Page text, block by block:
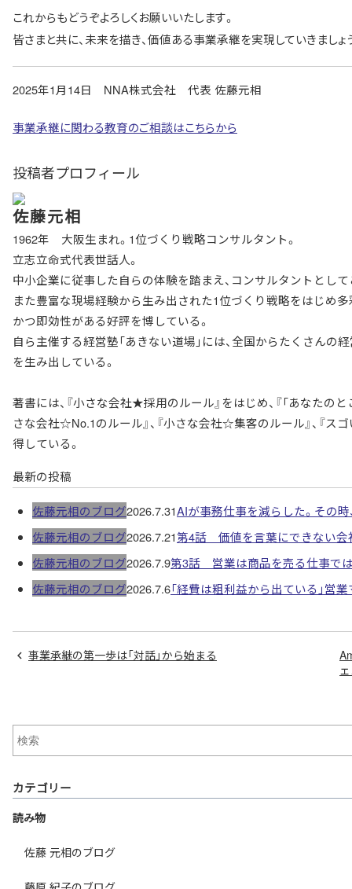
これからもどうぞよろしくお願いいたします。
皆さまと共に、未来を描き、価値ある事業承継を実現していきましょ
2025年1月14日 NNA株式会社 代表 佐藤元相
事業承継に関わる教育のご相談はこちらから
投稿者プロフィール
佐藤元相
1962年 大阪生まれ。1位づくり戦略コンサルタント。
立志立命式代表世話人。
中小企業に従事した自らの体験を踏まえ、コンサルタントとし
また豊富な現場経験から生み出された1位づくり戦略をはじめ
かつ即効性がある好評を博している。
自ら主催する経営塾「あきない道場」には、全国からたくさん
を生み出している。
著書には、『小さな会社★採用のルール』をはじめ、『「あなたの
さな会社☆No.1のルール』、『小さな会社☆集客のルール』、『ス
得している。
最新の投稿
佐藤元相のブログ2026.7.31AIが事務仕事を減らした。その
佐藤元相のブログ2026.7.21第4話 価値を言葉にできない会
佐藤元相のブログ2026.7.9第3話 営業は商品を売る仕事で
佐藤元相のブログ2026.7.6「経費は粗利益から出ている」営
事業承継の第一歩は「対話」から始まる
カテゴリー
読み物
佐藤 元相のブログ